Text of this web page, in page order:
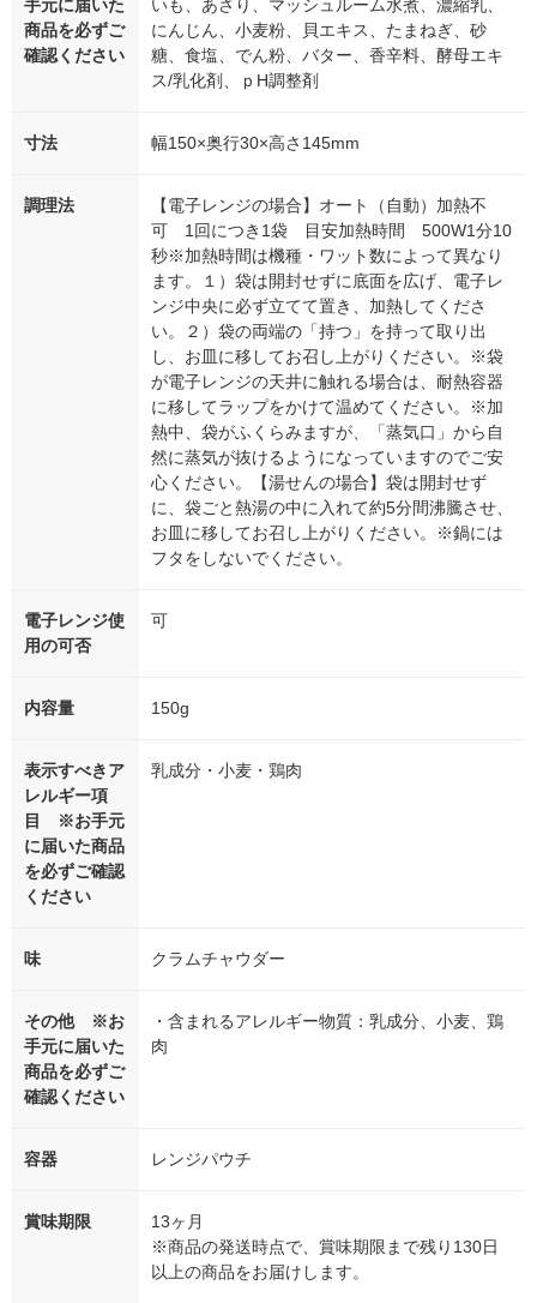
手元に届いた
商品を必ずご
確認ください
いも、あさり、マッシュルーム水煮、濃縮乳、
にんじん、小麦粉、貝エキス、たまねぎ、砂
糖、食塩、でん粉、バター、香辛料、酵母エキ
ス/乳化剤、ｐH調整剤
寸法 幅150×奥行30×高さ145mm
調理法
【電子レンジの場合】オート（自動）加熱不
可 1回につき1袋 目安加熱時間 500W1分10
秒※加熱時間は機種・ワット数によって異なり
ます。１）袋は開封せずに底面を広げ、電子レ
ンジ中央に必ず立てて置き、加熱してくださ
い。２）袋の両端の「持つ」を持って取り出
し、お皿に移してお召し上がりください。※袋
が電子レンジの天井に触れる場合は、耐熱容器
に移してラップをかけて温めてください。※加
熱中、袋がふくらみますが、「蒸気口」から自
然に蒸気が抜けるようになっていますのでご安
心ください。【湯せんの場合】袋は開封せず
に、袋ごと熱湯の中に入れて約5分間沸騰させ、
お皿に移してお召し上がりください。※鍋には
フタをしないでください。
電子レンジ使
用の可否
可
内容量 150g
表示すべきア
レルギー項
目 ※お手元
に届いた商品
を必ずご確認
ください
乳成分・小麦・鶏肉
味 クラムチャウダー
その他 ※お
手元に届いた
商品を必ずご
確認ください
・含まれるアレルギー物質：乳成分、小麦、鶏
肉
容器 レンジパウチ
賞味期限
13ヶ月
※商品の発送時点で、賞味期限まで残り130日
以上の商品をお届けします。